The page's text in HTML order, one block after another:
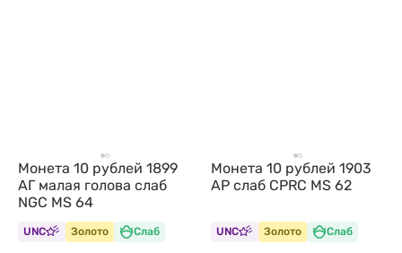
Монета 10 рублей 1899
АГ малая голова слаб
NGC MS 64
UNC Золото Слаб
Монета 10 рублей 1903
АР слаб CPRC MS 62
UNC Золото Слаб